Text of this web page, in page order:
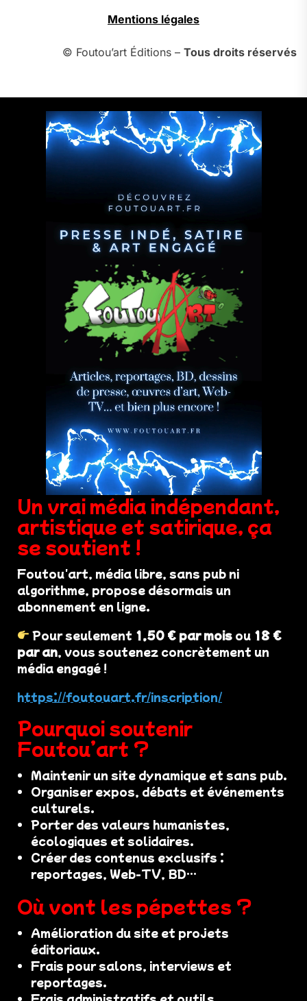
Mentions légales
© Foutou’art Éditions – Tous droits réservés
Un vrai média indépendant,
artistique et satirique, ça
se soutient !
Foutou'art, média libre, sans pub ni
algorithme, propose désormais un
abonnement en ligne.
Pour seulement 1,50 € par mois ou 18 €
par an, vous soutenez concrètement un
média engagé !
https://foutouart.fr/inscription/
Pourquoi soutenir
Foutou’art ?
Maintenir un site dynamique et sans pub.
Organiser expos, débats et événements
culturels.
Porter des valeurs humanistes,
écologiques et solidaires.
Créer des contenus exclusifs :
reportages, Web-TV, BD…
Où vont les pépettes ?
Amélioration du site et projets
éditoriaux.
Frais pour salons, interviews et
reportages.